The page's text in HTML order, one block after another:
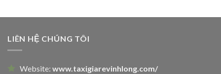
LIÊN HỆ CHÚNG TÔI
Website: www.taxigiarevinhlong.com/